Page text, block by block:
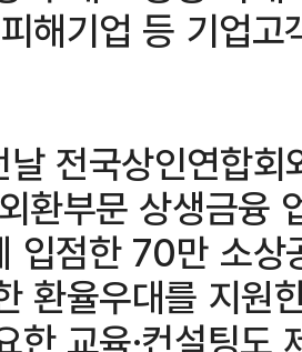
해기업 등 기업
전국상인연합
환부문 상생금융
입점한 70만 소상
환율우대를 지원
한 교육·컨설팅도